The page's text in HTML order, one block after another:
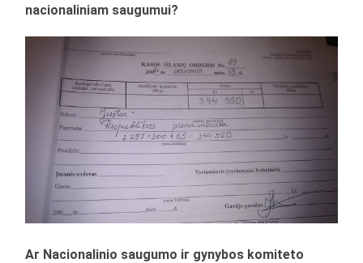
nacionaliniam saugumui?
Ar Nacionalinio saugumo ir gynybos komiteto